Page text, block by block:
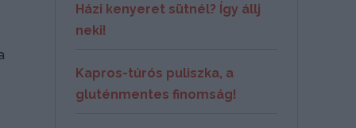
Házi kenyeret sütnél? Így állj
neki!
Kapros-túrós puliszka, a
gluténmentes finomság!